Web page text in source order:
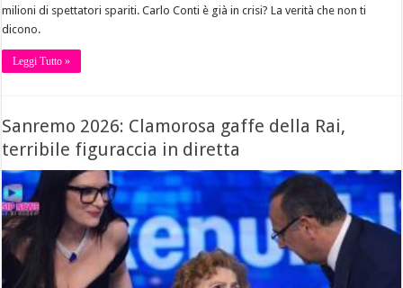
milioni di spettatori spariti. Carlo Conti è già in crisi? La verità che non ti
dicono.
Leggi Tutto »
Sanremo 2026: Clamorosa gaffe della Rai,
terribile figuraccia in diretta